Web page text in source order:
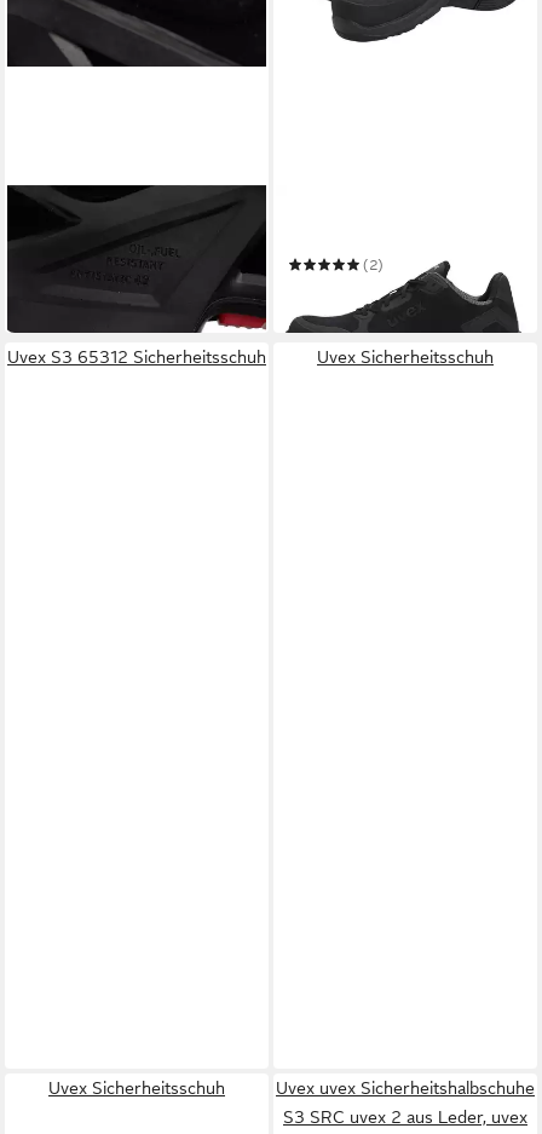
UVEX
S3 65672 Sicherheitsschuh
in 3-4 Werktagen bei dir
(2)
in 3-4 Werktagen bei dir
Uvex S3 65312 Sicherheitsschuh Uvex Sicherheitsschuh
Uvex Sicherheitsschuh
Uvex uvex Sicherheitshalbschuhe
S3 SRC uvex 2 aus Leder, uvex